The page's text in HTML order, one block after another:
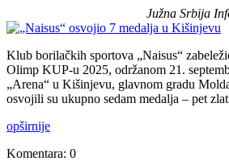
Južna Srbija
Klub borilačkih sportova „Naisus“
Olimp KUP-u 2025, održanom 21.
„Arena“ u Kišinjevu, glavnom gradu
osvojili su ukupno sedam medalja – pet
opširnije
Komentara: 0